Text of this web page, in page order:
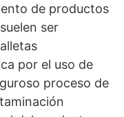
de productos
ser
por el uso de
proceso de